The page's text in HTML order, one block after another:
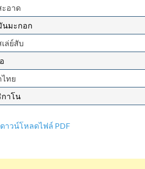
ะอาด
นมะกอก
ล่ย์สับ
ทย
กาโน
ดาวน์โหลดไฟล์ PDF